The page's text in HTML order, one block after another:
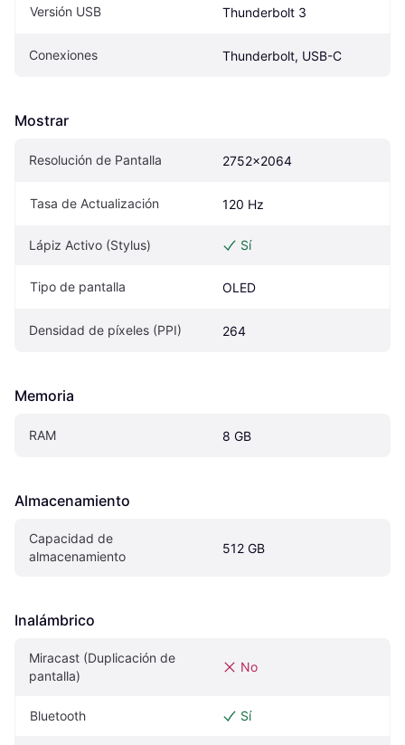
Versión USB Thunderbolt 3
Conexiones Thunderbolt, USB-C
Mostrar
Resolución de Pantalla 2752x2064
Tasa de Actualización 120 Hz
Lápiz Activo (Stylus) Sí
Tipo de pantalla OLED
Densidad de píxeles (PPI) 264
Memoria
RAM 8 GB
Almacenamiento
Capacidad de
almacenamiento
512 GB
Inalámbrico
Miracast (Duplicación de
pantalla)
No
Bluetooth Sí